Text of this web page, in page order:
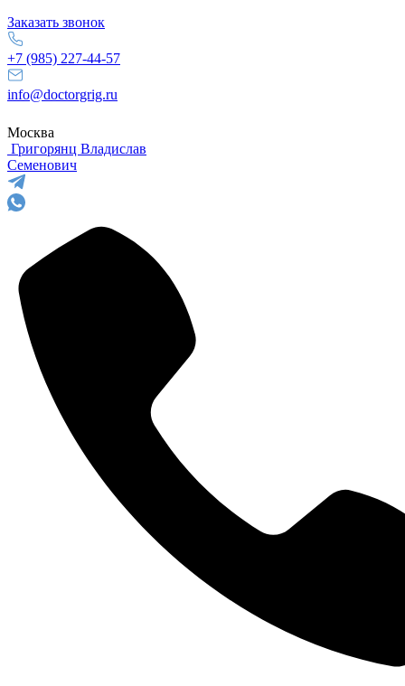
Заказать звонок
+7 (985) 227-44-57
info@doctorgrig.ru
Москва
Григорянц Владислав
Семенович